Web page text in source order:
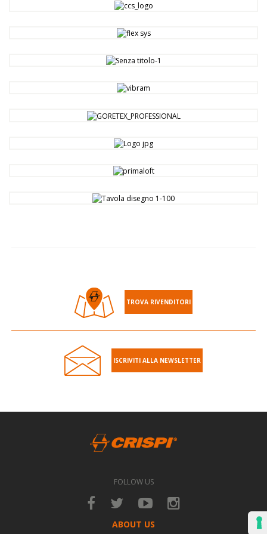
TROVA RIVENDITORI
ISCRIVITI ALLA NEWSLETTER
FOLLOW US
ABOUT US